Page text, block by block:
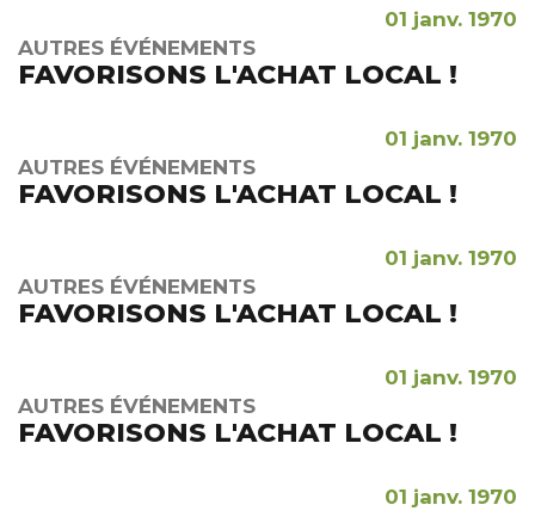
01 janv. 1970
AUTRES ÉVÉNEMENTS
FAVORISONS L'ACHAT LOCAL !
01 janv. 1970
AUTRES ÉVÉNEMENTS
FAVORISONS L'ACHAT LOCAL !
01 janv. 1970
AUTRES ÉVÉNEMENTS
FAVORISONS L'ACHAT LOCAL !
01 janv. 1970
AUTRES ÉVÉNEMENTS
FAVORISONS L'ACHAT LOCAL !
01 janv. 1970